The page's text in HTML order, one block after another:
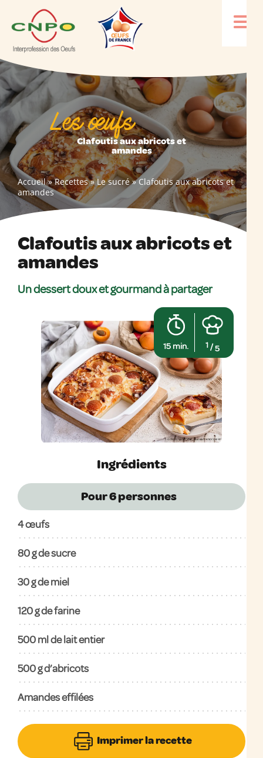
Les œufs
Clafoutis aux abricots et
amandes
Accueil»Recettes»Le sucré»Clafoutis aux abricots et
amandes
Clafoutis aux abricots et
amandes
Un dessert doux et gourmand à partager
15 min. 1/5
Ingrédients
Pour 6personnes
4 œufs
80 g de sucre
30 g de miel
120 g de farine
500 ml de lait entier
500 g d’abricots
Amandes effilées
Imprimer la recette